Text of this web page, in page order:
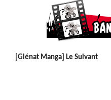
[Glénat Manga] Le Suivant